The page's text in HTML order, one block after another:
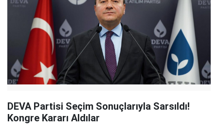
DEVA Partisi Seçim Sonuçlarıyla Sarsıldı!
Kongre Kararı Aldılar